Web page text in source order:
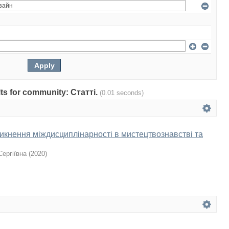
for community: Статті. (0.01 seconds)
міждисциплінарності в мистецтвознавстві та
(2020)